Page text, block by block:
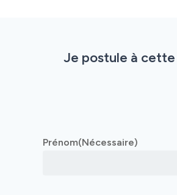
Je postule à
Prénom(Nécessaire)
Domaines
Innovation